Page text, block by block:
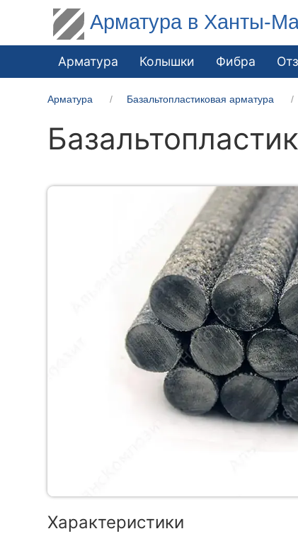
Арматура в Ханты-
Арматура Колышки Фибра
Арматура Базальтопластиковая арматура
Характеристики